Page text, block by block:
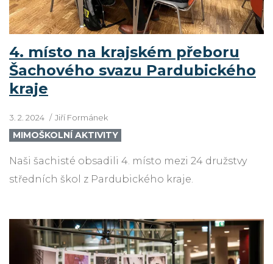
4. místo na krajském přeboru
Šachového svazu Pardubického
kraje
3. 2. 2024 Jiří Formánek
MIMOŠKOLNÍ AKTIVITY
Naši šachisté obsadili 4. místo mezi 24 družstvy
středních škol z Pardubického kraje.